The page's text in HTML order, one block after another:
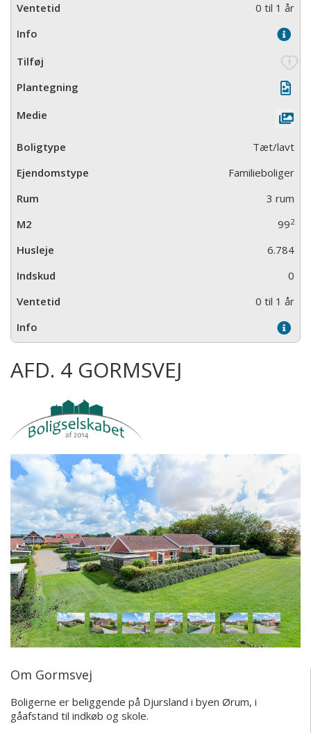
0 til 1 år
Tæt/lavt
Familieboliger
3 rum
992
6.784
0
0 til 1 år
AFD. 4 GORMSVEJ
Om Gormsvej
Boligerne er beliggende på Djursland i byen Ørum, i
gåafstand til indkøb og skole.